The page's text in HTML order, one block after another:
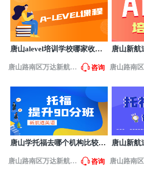
唐山alevel培训学校哪家收费
唐山路南区万达新航道 咨询
唐山新航
唐山路南
唐山学托福去哪个机构比较
唐山路南区万达新航道 咨询
唐山新航
唐山路南